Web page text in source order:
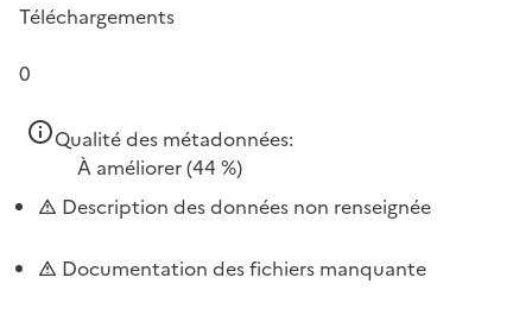
Téléchargements
0
Qualité des métadonnées:
À améliorer(44 %)
Description des données non renseignée
Documentation des fichiers manquante